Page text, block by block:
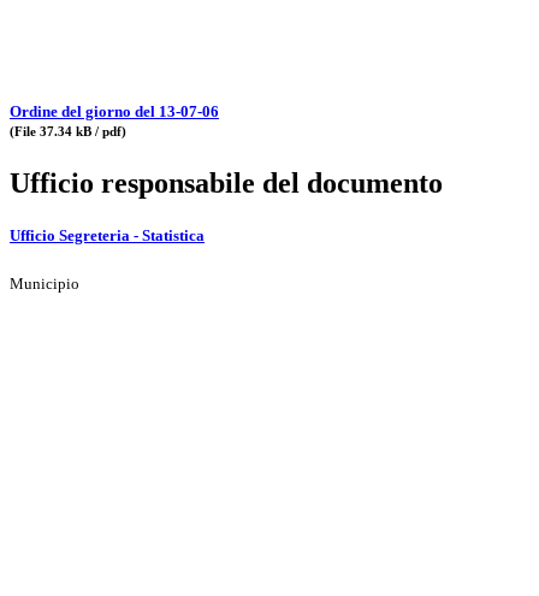
Ordine del giorno del 13-07-06
(File 37.34 kB / pdf)
Ufficio responsabile del documento
Ufficio Segreteria - Statistica
Municipio